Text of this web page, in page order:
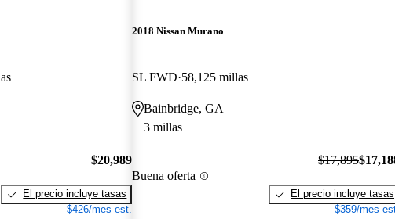
$20,989
El precio incluye tasas
$426/mes est.
2018 Nissan Murano
SL FWD 58,125 millas
Bainbridge, GA
3 millas
Buena oferta
$17,895
El precio incluye tasas
$359/mes